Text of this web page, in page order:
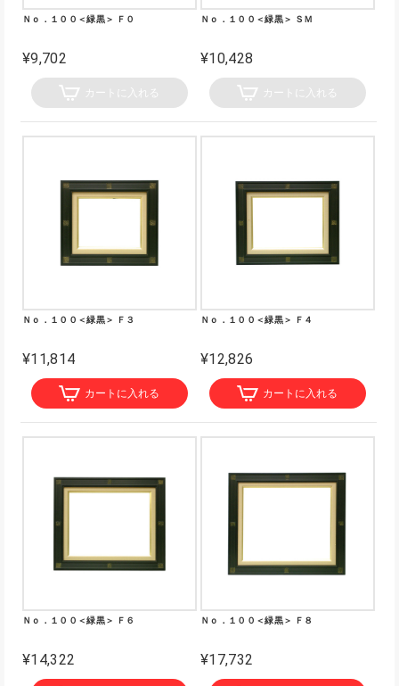
Ｎｏ．１００＜緑黒＞ Ｆ０
¥9,702
カートに入れる
Ｎｏ．１００＜緑黒＞ ＳＭ
¥10,428
カートに入れる
Ｎｏ．１００＜緑黒＞ Ｆ３
¥11,814
カートに入れる
Ｎｏ．１００＜緑黒＞ Ｆ４
¥12,826
カートに入れる
Ｎｏ．１００＜緑黒＞ Ｆ６
¥14,322
Ｎｏ．１００＜緑黒＞ Ｆ８
¥17,732